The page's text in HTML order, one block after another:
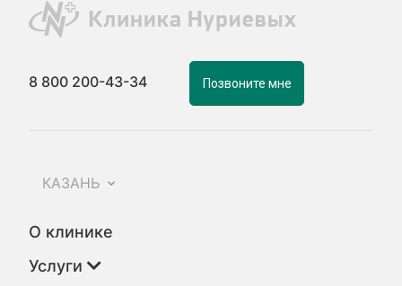
8 800 200-43-34 Позвоните мне
КАЗАНЬ
О клинике
Услуги